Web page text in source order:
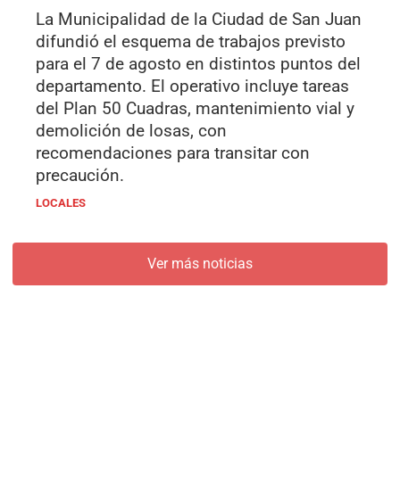
La Municipalidad de la Ciudad de San Juan
difundió el esquema de trabajos previsto
para el 7 de agosto en distintos puntos del
departamento. El operativo incluye tareas
del Plan 50 Cuadras, mantenimiento vial y
demolición de losas, con
recomendaciones para transitar con
precaución.
LOCALES
Ver más noticias